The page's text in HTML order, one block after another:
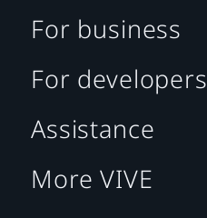
For business
For developers
Assistance
More VIVE